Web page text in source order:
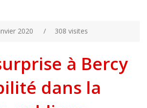
2020 / 308 visites
à Bercy
dans la